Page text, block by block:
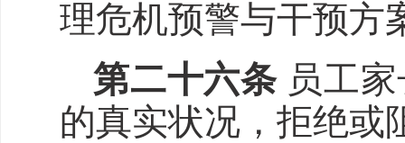
理危机预警与干预方
第二十六条 员工
的真实状况，拒绝或